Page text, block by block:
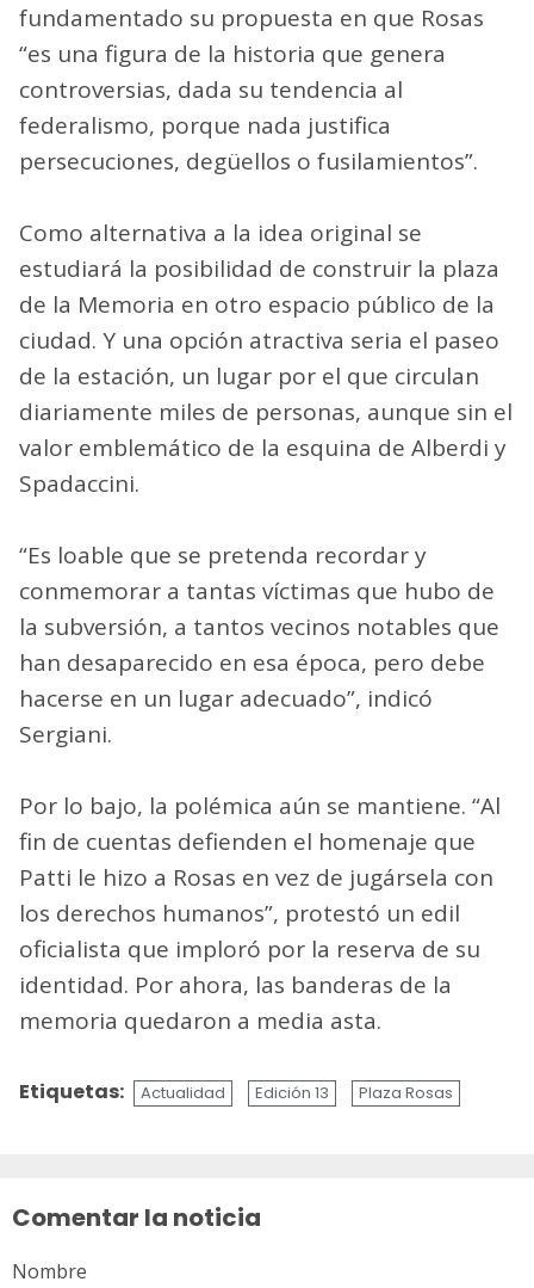
fundamentado su propuesta en que Rosas
“es una figura de la historia que genera
controversias, dada su tendencia al
federalismo, porque nada justifica
persecuciones, degüellos o fusilamientos”.
Como alternativa a la idea original se
estudiará la posibilidad de construir la plaza
de la Memoria en otro espacio público de la
ciudad. Y una opción atractiva seria el paseo
de la estación, un lugar por el que circulan
diariamente miles de personas, aunque sin el
valor emblemático de la esquina de Alberdi y
Spadaccini.
“Es loable que se pretenda recordar y
conmemorar a tantas víctimas que hubo de
la subversión, a tantos vecinos notables que
han desaparecido en esa época, pero debe
hacerse en un lugar adecuado”, indicó
Sergiani.
Por lo bajo, la polémica aún se mantiene. “Al
fin de cuentas defienden el homenaje que
Patti le hizo a Rosas en vez de jugársela con
los derechos humanos”, protestó un edil
oficialista que imploró por la reserva de su
identidad. Por ahora, las banderas de la
memoria quedaron a media asta.
Etiquetas: Actualidad Edición 13 Plaza Rosas
Comentar la noticia
Nombre